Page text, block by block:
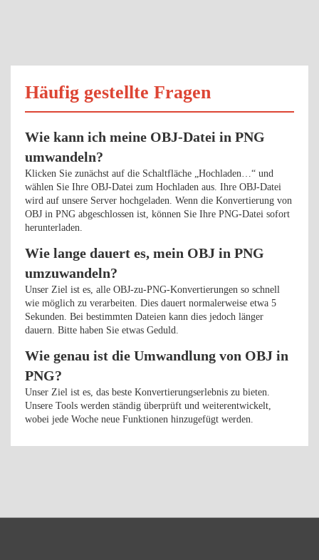
Häufig gestellte Fragen
Wie kann ich meine OBJ-Datei in PNG
umwandeln?
Klicken Sie zunächst auf die Schaltfläche „Hochladen…“ und
wählen Sie Ihre OBJ-Datei zum Hochladen aus. Ihre OBJ-Datei
wird auf unsere Server hochgeladen. Wenn die Konvertierung von
OBJ in PNG abgeschlossen ist, können Sie Ihre PNG-Datei sofort
herunterladen.
Wie lange dauert es, mein OBJ in PNG
umzuwandeln?
Unser Ziel ist es, alle OBJ-zu-PNG-Konvertierungen so schnell
wie möglich zu verarbeiten. Dies dauert normalerweise etwa 5
Sekunden. Bei bestimmten Dateien kann dies jedoch länger
dauern. Bitte haben Sie etwas Geduld.
Wie genau ist die Umwandlung von OBJ in
PNG?
Unser Ziel ist es, das beste Konvertierungserlebnis zu bieten.
Unsere Tools werden ständig überprüft und weiterentwickelt,
wobei jede Woche neue Funktionen hinzugefügt werden.